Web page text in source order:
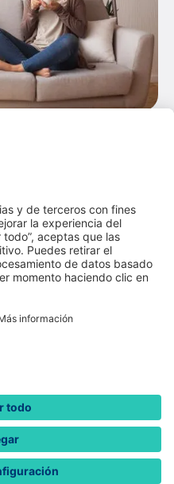
mercado
de los últimos 6